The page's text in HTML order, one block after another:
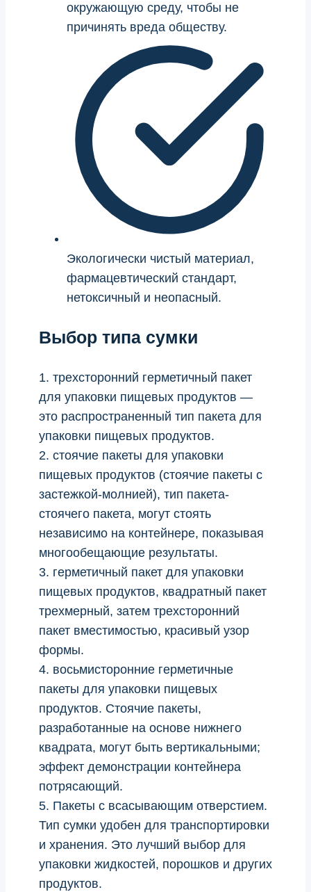
окружающую среду, чтобы не
причинять вреда обществу.
Экологически чистый материал,
фармацевтический стандарт,
нетоксичный и неопасный.
Выбор типа сумки
1. трехсторонний герметичный пакет
для упаковки пищевых продуктов —
это распространенный тип пакета для
упаковки пищевых продуктов.
2. стоячие пакеты для упаковки
пищевых продуктов (стоячие пакеты с
застежкой-молнией), тип пакета-
стоячего пакета, могут стоять
независимо на контейнере, показывая
многообещающие результаты.
3. герметичный пакет для упаковки
пищевых продуктов, квадратный пакет
трехмерный, затем трехсторонний
пакет вместимостью, красивый узор
формы.
4. восьмисторонние герметичные
пакеты для упаковки пищевых
продуктов. Стоячие пакеты,
разработанные на основе нижнего
квадрата, могут быть вертикальными;
эффект демонстрации контейнера
потрясающий.
5. Пакеты с всасывающим отверстием.
Тип сумки удобен для транспортировки
и хранения. Это лучший выбор для
упаковки жидкостей, порошков и других
продуктов.